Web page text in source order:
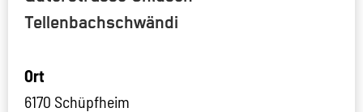
Tellenbachschwändi
Ort
6170 Schüpfheim